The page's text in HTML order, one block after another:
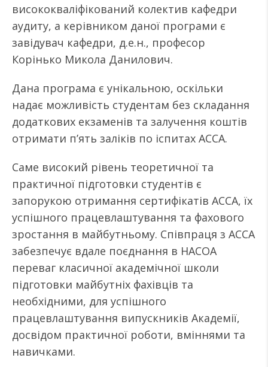
висококваліфікований колектив кафедри
аудиту, а керівником даної програми є
завідувач кафедри, д.е.н., професор
Корінько Микола Данилович.
Дана програма є унікальною, оскільки
надає можливість студентам без складання
додаткових екзаменів та залучення коштів
отримати п’ять заліків по іспитах АССА.
Саме високий рівень теоретичної та
практичної підготовки студентів є
запорукою отримання сертифікатів АССА, їх
успішного працевлаштування та фахового
зростання в майбутньому. Співпраця з АССА
забезпечує вдале поєднання в НАСОА
переваг класичної академічної школи
підготовки майбутніх фахівців та
необхідними, для успішного
працевлаштування випускників Академії,
досвідом практичної роботи, вміннями та
навичками.